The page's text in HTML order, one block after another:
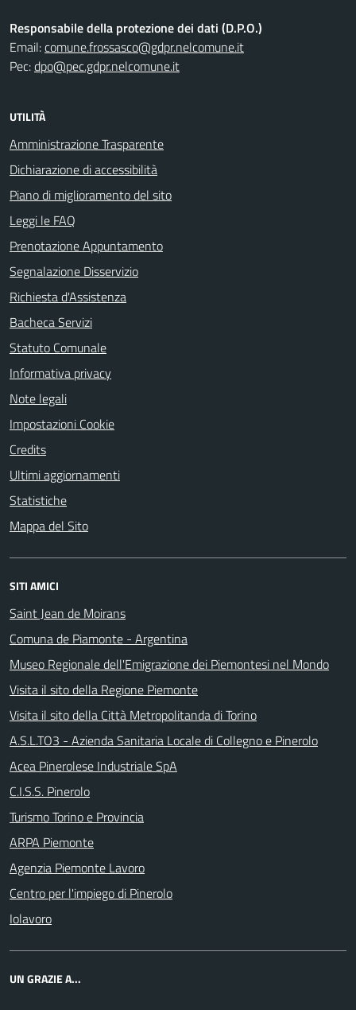
Responsabile della protezione dei dati (D.P.O.)
Email:comune.frossasco@gdpr.nelcomune.it
Pec:dpo@pec.gdpr.nelcomune.it
UTILITÀ
Amministrazione Trasparente
Dichiarazione di accessibilità
Piano di miglioramento del sito
Leggi le FAQ
Prenotazione Appuntamento
Segnalazione Disservizio
Richiesta d'Assistenza
Bacheca Servizi
Statuto Comunale
Informativa privacy
Note legali
Impostazioni Cookie
Credits
Ultimi aggiornamenti
Statistiche
Mappa del Sito
SITI AMICI
Saint Jean de Moirans
Comuna de Piamonte - Argentina
Museo Regionale dell'Emigrazione dei Piemontesi nel Mondo
Visita il sito della Regione Piemonte
Visita il sito della Città Metropolitanda di Torino
A.S.L.TO3 - Azienda Sanitaria Locale di Collegno e Pinerolo
Acea Pinerolese Industriale SpA
C.I.S.S. Pinerolo
Turismo Torino e Provincia
ARPA Piemonte
Agenzia Piemonte Lavoro
Centro per l'impiego di Pinerolo
Iolavoro
UN GRAZIE A...